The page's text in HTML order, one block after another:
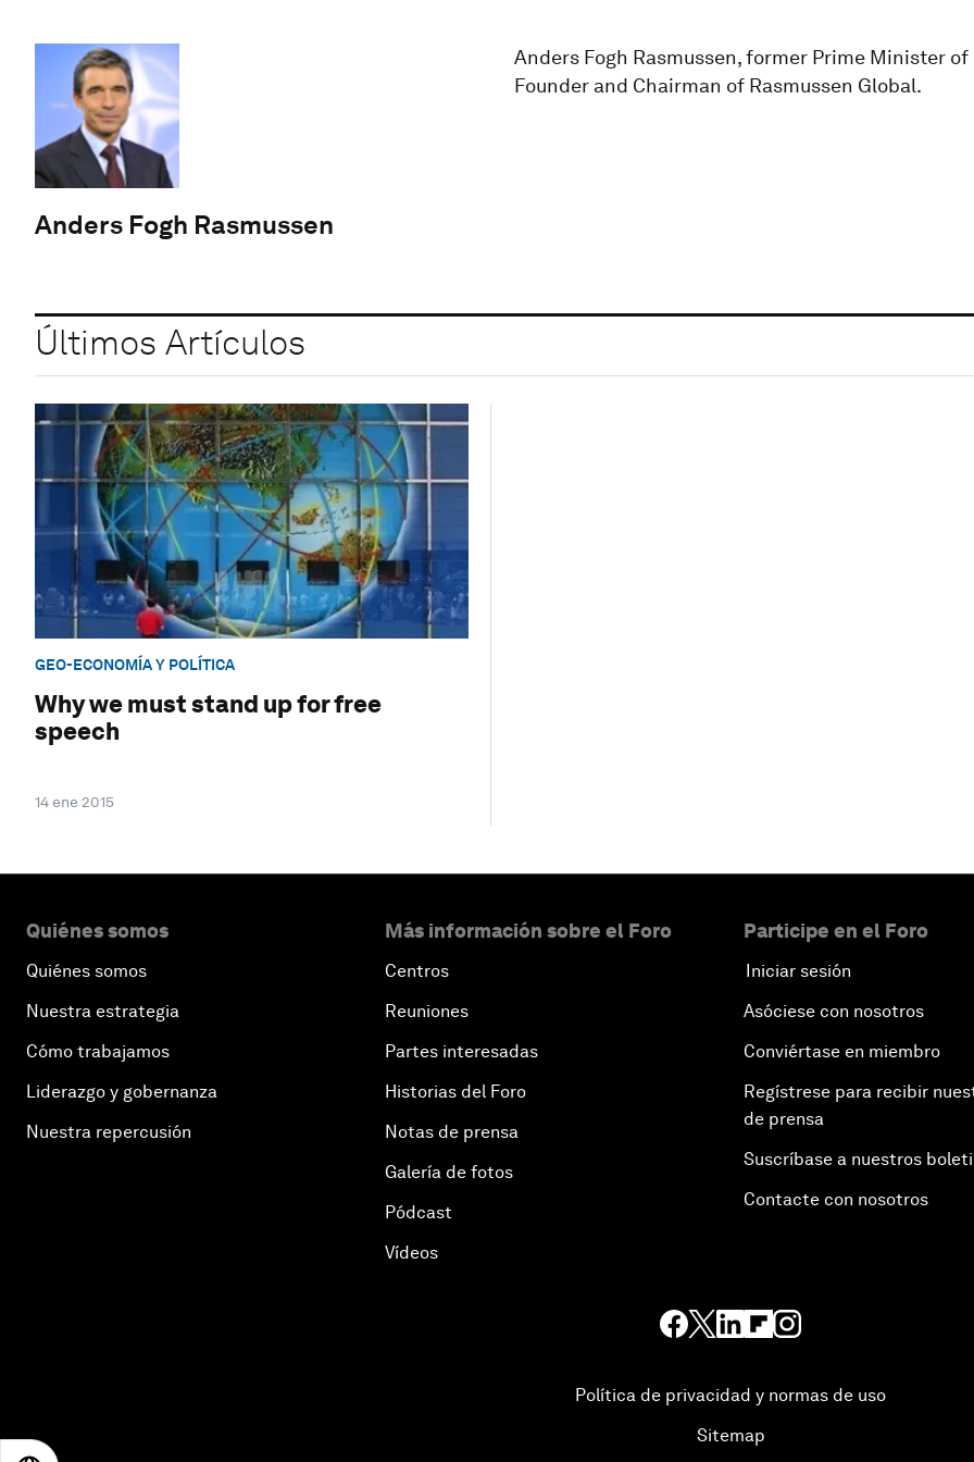
Anders Fogh Rasmussen
Anders Fogh Rasmussen, former Prime Minister
Founder and Chairman of Rasmussen Global.
Últimos Artículos
GEO-ECONOMÍA Y POLÍTICA
Why we must stand up for free
speech
14 ene 2015
Quiénes somos
Quiénes somos
Nuestra estrategia
Cómo trabajamos
Liderazgo y gobernanza
Nuestra repercusión
Más información sobre el Foro
Centros
Reuniones
Partes interesadas
Historias del Foro
Notas de prensa
Galería de fotos
Pódcast
Vídeos
Participe en el Foro
Iniciar sesión
Asóciese con nosotros
Conviértase en miembro
Regístrese para recibir
de prensa
Suscríbase a nuestros
Contacte con nosotros
Política de privacidad y normas de uso
Sitemap